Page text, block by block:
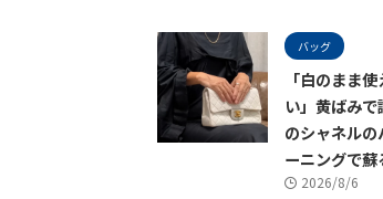
バッグ
「白のまま
い」黄ばみ
のシャネルの
ーニングで蘇
2026/8/6